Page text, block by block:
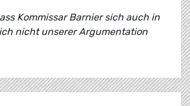
Kommissar Barnier sich auch in
nicht unserer Argumentation